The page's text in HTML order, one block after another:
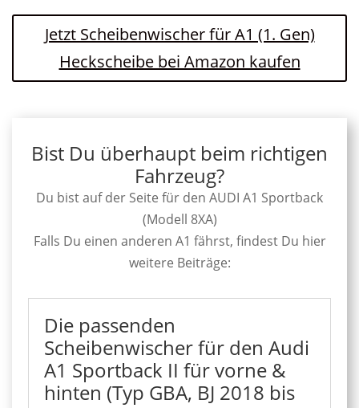
Jetzt Scheibenwischer für A1 (1. Gen)
Heckscheibe bei Amazon kaufen
Bist Du überhaupt beim richtigen
Fahrzeug?
Du bist auf der Seite für den AUDI A1 Sportback
(Modell 8XA)
Falls Du einen anderen A1 fährst, findest Du hier
weitere Beiträge:
Die passenden
Scheibenwischer für den Audi
A1 Sportback II für vorne &
hinten (Typ GBA, BJ 2018 bis